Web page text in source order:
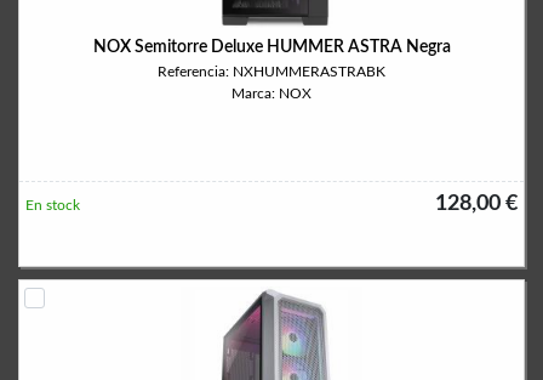
NOX Semitorre Deluxe HUMMER ASTRA Negra
Referencia: NXHUMMERASTRABK
Marca: NOX
128,00 €
En stock